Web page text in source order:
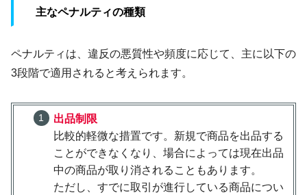
主なペナルティの種類
ペナルティは、違反の悪質性や頻度に応じて、主に以下の
3段階で適用されると考えられます。
出品制限
比較的軽微な措置です。新規で商品を出品する
ことができなくなり、場合によっては現在出品
中の商品が取り消されることもあります。
ただし、すでに取引が進行している商品につい